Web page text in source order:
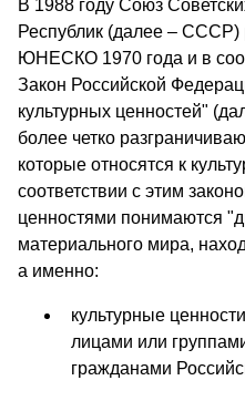
В 1988 году Союз
Республик (далее –
ЮНЕСКО 1970 года и в
Закон Российской
культурных ценностей"
более четко
которые относятся к
соответствии с этим
ценностями понимаются
материального мира,
а именно:
культурные
лицами или
гражданами